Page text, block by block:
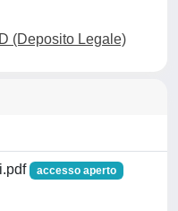
(Deposito Legale)
accesso aperto